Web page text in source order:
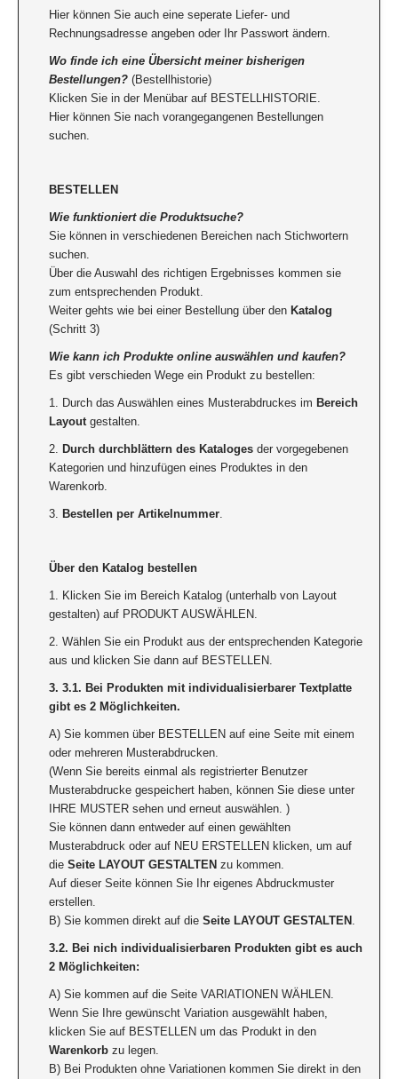
Hier können Sie auch eine seperate Liefer- und
Rechnungsadresse angeben oder Ihr Passwort ändern.
Wo finde ich eine Übersicht meiner bisherigen
Bestellungen?(Bestellhistorie)
Klicken Sie in der Menübar auf BESTELLHISTORIE.
Hier können Sie nach vorangegangenen Bestellungen
suchen.
BESTELLEN
Wie funktioniert die Produktsuche?
Sie können in verschiedenen Bereichen nach Stichwortern
suchen.
Über die Auswahl des richtigen Ergebnisses kommen sie
zum entsprechenden Produkt.
Weiter gehts wie bei einer Bestellung über den Katalog
(Schritt 3)
Wie kann ich Produkte online auswählen und kaufen?
Es gibt verschieden Wege ein Produkt zu bestellen:
1. Durch das Auswählen eines Musterabdruckes im Bereich
Layoutgestalten.
2. Durch durchblättern des Katalogesder vorgegebenen
Kategorien und hinzufügen eines Produktes in den
Warenkorb.
3. Bestellen per Artikelnummer.
Über den Katalog bestellen
1. Klicken Sie im Bereich Katalog (unterhalb von Layout
gestalten) auf PRODUKT AUSWÄHLEN.
2. Wählen Sie ein Produkt aus der entsprechenden Kategorie
aus und klicken Sie dann auf BESTELLEN.
3. 3.1. Bei Produkten mit individualisierbarer Textplatte
gibt es 2 Möglichkeiten.
A) Sie kommen über BESTELLEN auf eine Seite mit einem
oder mehreren Musterabdrucken.
(Wenn Sie bereits einmal als registrierter Benutzer
Musterabdrucke gespeichert haben, können Sie diese unter
IHRE MUSTER sehen und erneut auswählen. )
Sie können dann entweder auf einen gewählten
Musterabdruck oder auf NEU ERSTELLEN klicken, um auf
die Seite LAYOUT GESTALTEN zu kommen.
Auf dieser Seite können Sie Ihr eigenes Abdruckmuster
erstellen.
B) Sie kommen direkt auf die Seite LAYOUT GESTALTEN
3.2. Bei nich individualisierbaren Produkten gibt es auch
2 Möglichkeiten:
A) Sie kommen auf die Seite VARIATIONEN WÄHLEN.
Wenn Sie Ihre gewünscht Variation ausgewählt haben,
klicken Sie auf BESTELLEN um das Produkt in den
Warenkorbzu legen.
B) Bei Produkten ohne Variationen kommen Sie direkt in den